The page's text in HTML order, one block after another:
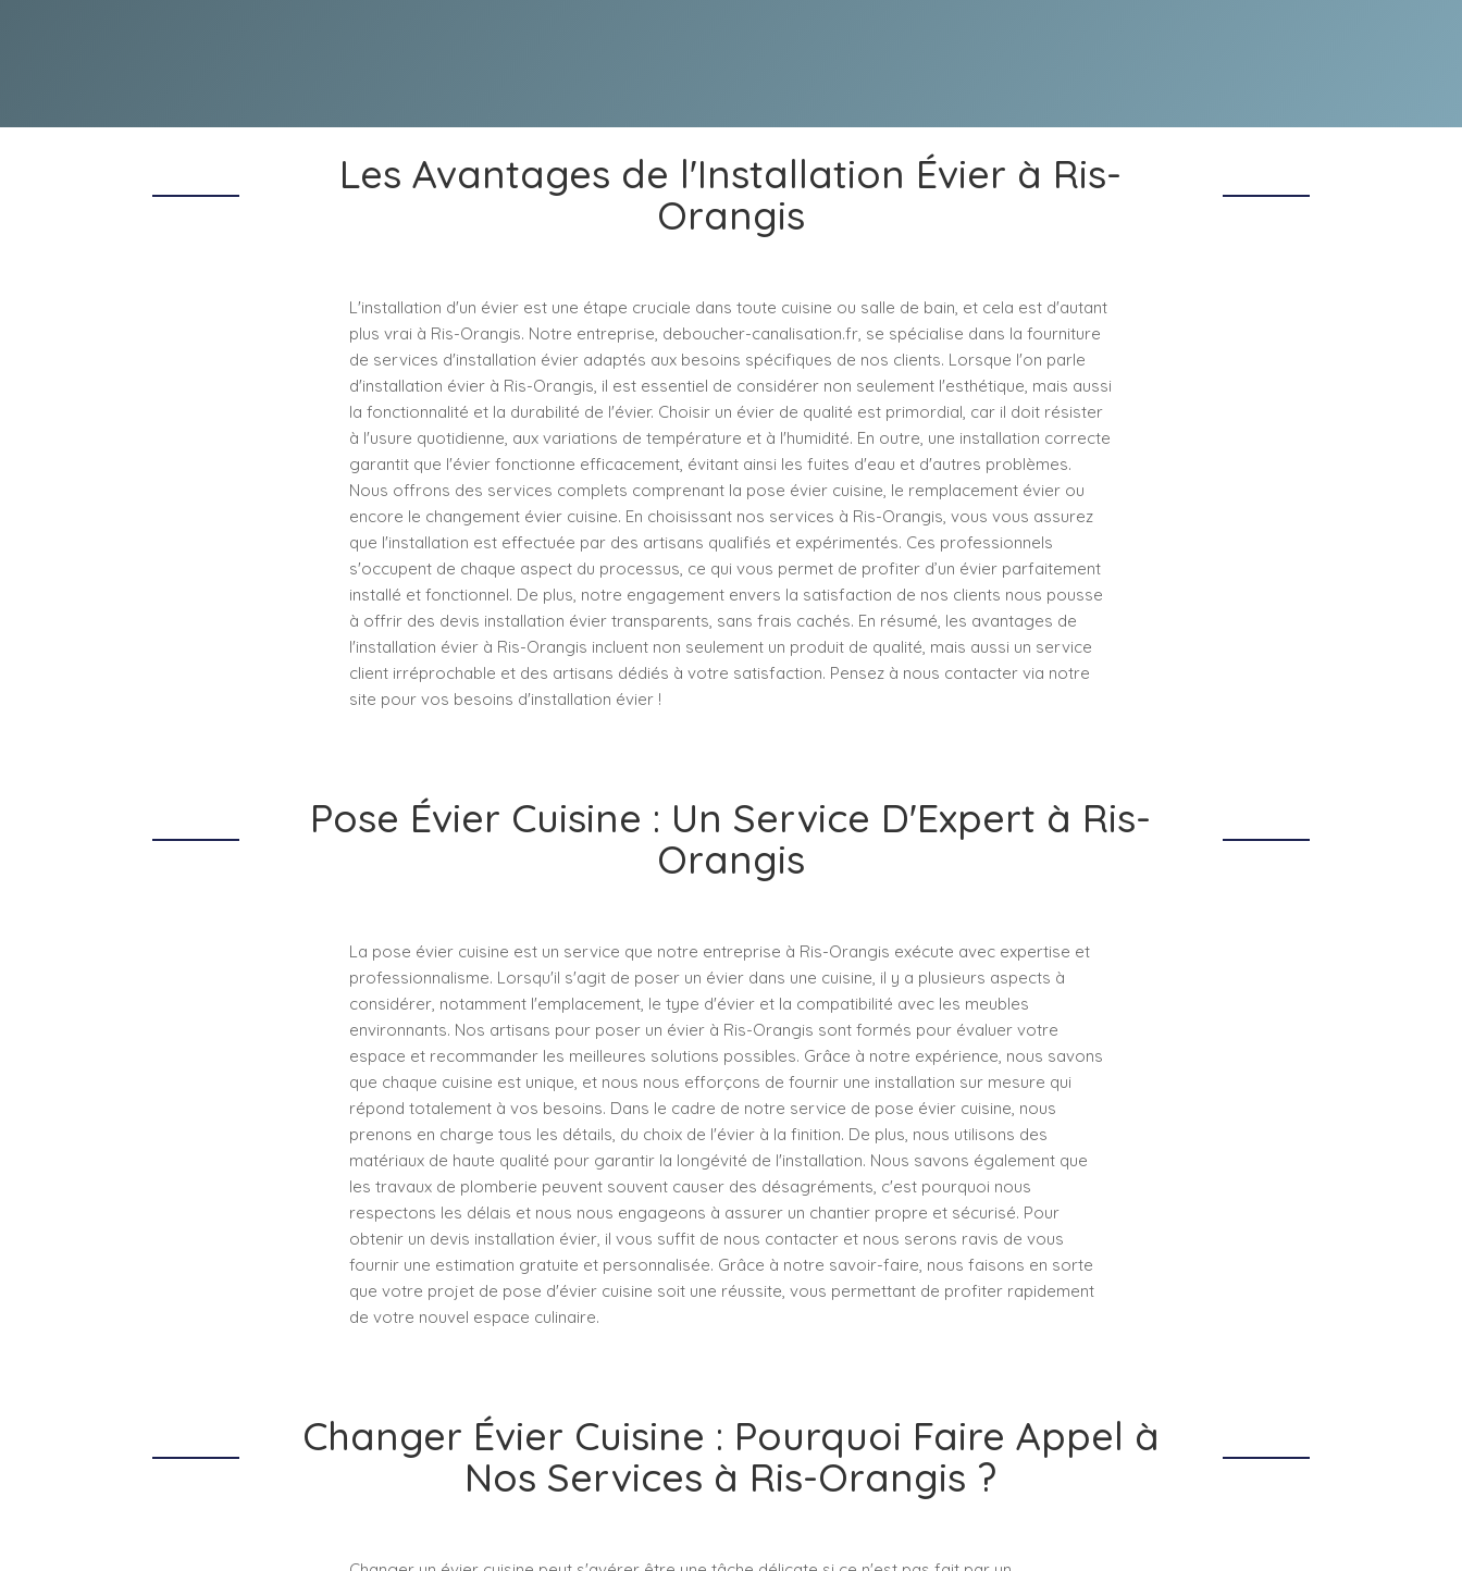
Les Avantages de l'Installation Évier à Ris-
Orangis
L'installation d'un évier est une étape cruciale dans toute cuisine ou salle de bain, et cela est d'autant
plus vrai à Ris-Orangis. Notre entreprise, deboucher-canalisation.fr, se spécialise dans la fourniture
de services d'installation évier adaptés aux besoins spécifiques de nos clients. Lorsque l'on parle
d'installation évier à Ris-Orangis, il est essentiel de considérer non seulement l'esthétique, mais aussi
la fonctionnalité et la durabilité de l'évier. Choisir un évier de qualité est primordial, car il doit résister
à l'usure quotidienne, aux variations de température et à l'humidité. En outre, une installation correcte
garantit que l'évier fonctionne efficacement, évitant ainsi les fuites d'eau et d'autres problèmes.
Nous offrons des services complets comprenant la pose évier cuisine, le remplacement évier ou
encore le changement évier cuisine. En choisissant nos services à Ris-Orangis, vous vous assurez
que l'installation est effectuée par des artisans qualifiés et expérimentés. Ces professionnels
s'occupent de chaque aspect du processus, ce qui vous permet de profiter d’un évier parfaitement
installé et fonctionnel. De plus, notre engagement envers la satisfaction de nos clients nous pousse
à offrir des devis installation évier transparents, sans frais cachés. En résumé, les avantages de
l'installation évier à Ris-Orangis incluent non seulement un produit de qualité, mais aussi un service
client irréprochable et des artisans dédiés à votre satisfaction. Pensez à nous contacter via notre
site pour vos besoins d'installation évier !
Pose Évier Cuisine : Un Service D'Expert à Ris-
Orangis
La pose évier cuisine est un service que notre entreprise à Ris-Orangis exécute avec expertise et
professionnalisme. Lorsqu'il s'agit de poser un évier dans une cuisine, il y a plusieurs aspects à
considérer, notamment l'emplacement, le type d'évier et la compatibilité avec les meubles
environnants. Nos artisans pour poser un évier à Ris-Orangis sont formés pour évaluer votre
espace et recommander les meilleures solutions possibles. Grâce à notre expérience, nous savons
que chaque cuisine est unique, et nous nous efforçons de fournir une installation sur mesure qui
répond totalement à vos besoins. Dans le cadre de notre service de pose évier cuisine, nous
prenons en charge tous les détails, du choix de l'évier à la finition. De plus, nous utilisons des
matériaux de haute qualité pour garantir la longévité de l'installation. Nous savons également que
les travaux de plomberie peuvent souvent causer des désagréments, c'est pourquoi nous
respectons les délais et nous nous engageons à assurer un chantier propre et sécurisé. Pour
obtenir un devis installation évier, il vous suffit de nous contacter et nous serons ravis de vous
fournir une estimation gratuite et personnalisée. Grâce à notre savoir-faire, nous faisons en sorte
que votre projet de pose d'évier cuisine soit une réussite, vous permettant de profiter rapidement
de votre nouvel espace culinaire.
Changer Évier Cuisine : Pourquoi Faire Appel à
Nos Services à Ris-Orangis ?